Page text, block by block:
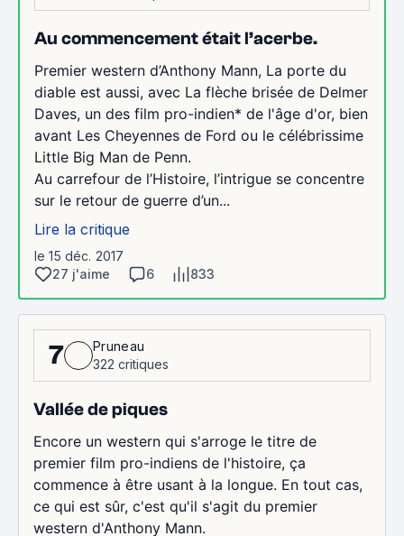
Au commencement était l’acerbe.
Premier western d’Anthony Mann, La porte du
diable est aussi, avec La flèche brisée de Delmer
Daves, un des film pro-indien* de l'âge d'or, bien
avant Les Cheyennes de Ford ou le célébrissime
Little Big Man de Penn.
Au carrefour de l’Histoire, l’intrigue se concentre
sur le retour de guerre d’un...
Lire la critique
le 15 déc. 2017
27 j'aime
6 833
7
Pruneau
322 critiques
Vallée de piques
Encore un western qui s'arroge le titre de
premier film pro-indiens de l'histoire, ça
commence à être usant à la longue. En tout cas,
ce qui est sûr, c'est qu'il s'agit du premier
western d'Anthony Mann.